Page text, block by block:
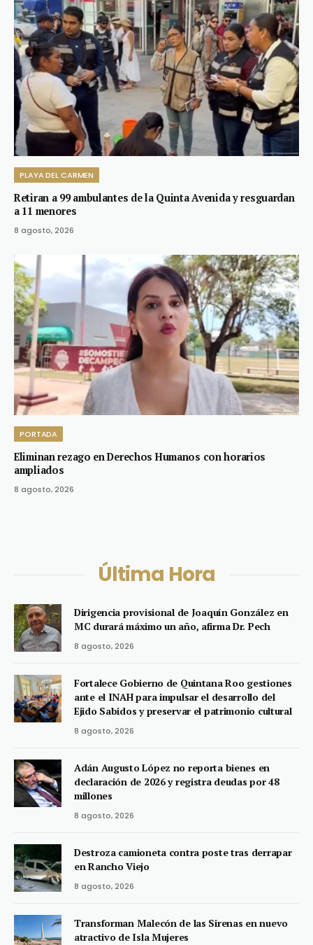
PLAYA DEL CARMEN
Retiran a 99 ambulantes de la Quinta Avenida y resguardan
a 11 menores
8 agosto, 2026
PORTADA
Eliminan rezago en Derechos Humanos con horarios
ampliados
8 agosto, 2026
Última Hora
Dirigencia provisional de Joaquín González en
MC durará máximo un año, afirma Dr. Pech
8 agosto, 2026
Fortalece Gobierno de Quintana Roo gestiones
ante el INAH para impulsar el desarrollo del
Ejido Sabidos y preservar el patrimonio cultural
8 agosto, 2026
Adán Augusto López no reporta bienes en
declaración de 2026 y registra deudas por 48
millones
8 agosto, 2026
Destroza camioneta contra poste tras derrapar
en Rancho Viejo
8 agosto, 2026
Transforman Malecón de las Sirenas en nuevo
atractivo de Isla Mujeres